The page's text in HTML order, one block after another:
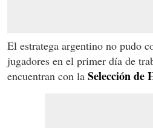
El estratega argentino no pudo
jugadores en el primer día de
encuentran con la Selección de